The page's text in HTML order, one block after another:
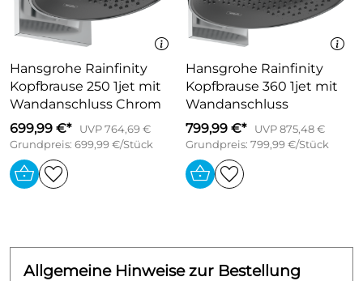
Oberfläche Strahlscheibe: graphit
Material Strahlscheibe: Aluminium
Kopfbrause zur Reinigung abnehmbar
Rahmen: Metall
Montage: Wand
Anschlussgröße: DN15
Hansgrohe Rainfinity
Kopfbrause 250 1jet mit
Wandanschluss Chrom
699,99 €*
UVP 764,69 €
Grundpreis: 699,99 €/Stück
Hansgrohe Rainfinity
Kopfbrause 360 1jet mit
Wandanschluss
799,99 €*
UVP 875,48 €
Grundpreis: 799,99 €/Stück
Allgemeine Hinweise zur Bestellung